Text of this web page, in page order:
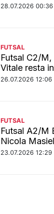
28.07.2026 00:36
FUTSAL
Futsal C2/
Vitale resta
26.07.2026 12:06
FUTSAL
Futsal A2/M
Nicola
23.07.2026 12:29